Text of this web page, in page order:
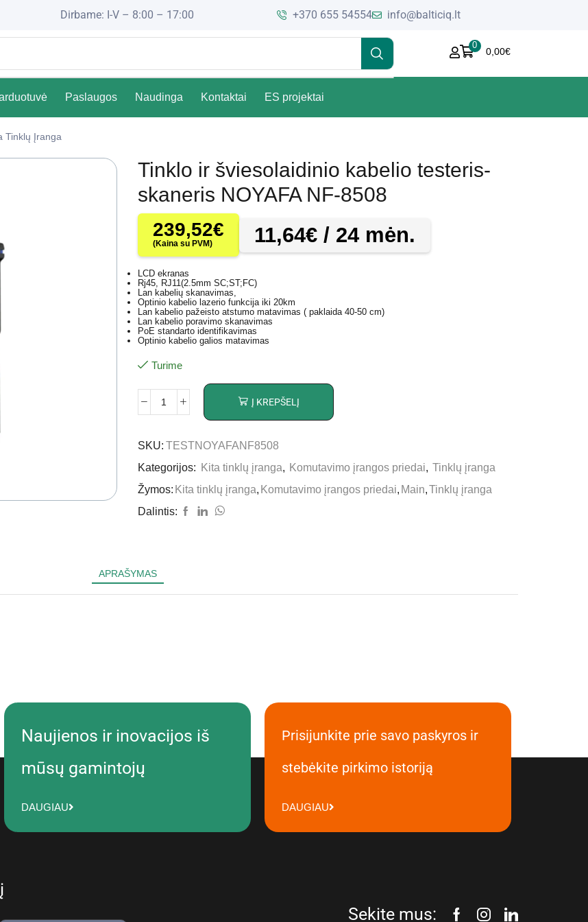
Dirbame: I-V – 8:00 – 17:00 +370 655 54554 info@balticiq.lt
0
0,00€
Paslaugos Naudinga Kontaktai ES projektai
Tinklų Įranga
Tinklo ir šviesolaidinio kabelio testeris-
skaneris NOYAFA NF-8508
239,52€
(Kaina su PVM) 11,64€ / 24 mėn.
LCD ekranas
Rj45, RJ11(2.5mm SC;ST;FC)
Lan kabelių skanavimas,
Optinio kabelio lazerio funkcija iki 20km
Lan kabelio pažeisto atstumo matavimas ( paklaida 40-50 cm)
Lan kabelio poravimo skanavimas
PoE standarto identifikavimas
Optinio kabelio galios matavimas
Turime
Į KREPŠELĮ
SKU: TESTNOYAFANF8508
Kategorijos:
Kita tinklų įranga, Komutavimo įrangos priedai, Tinklų įranga
Žymos: Kita tinklų įranga, Komutavimo įrangos priedai, Main,Tinklų įranga
Dalintis:
APRAŠYMAS
Naujienos ir inovacijos iš
mūsų gamintojų
DAUGIAU
Prisijunkite prie savo paskyros ir
stebėkite pirkimo istoriją
DAUGIAU
Sekite mus: